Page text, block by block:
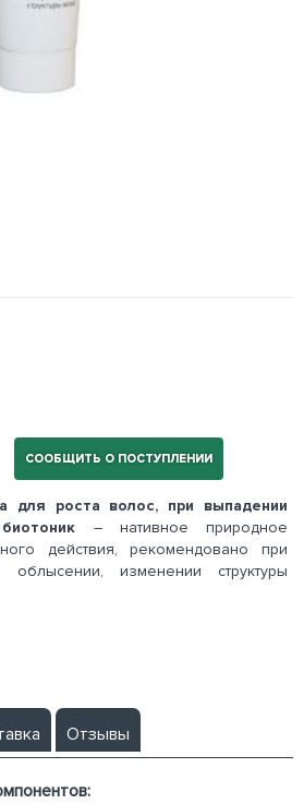
для роста волос, при выпадении
–
нативное природное
действия, рекомендовано при
изменении структуры
СООБЩИТЬ О ПОСТУПЛЕНИИ
Отзывы